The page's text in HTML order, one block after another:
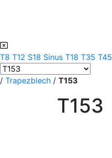
T8 T12 S18 Sinus T18 T35 T45
/ Trapezblech / T153
T153